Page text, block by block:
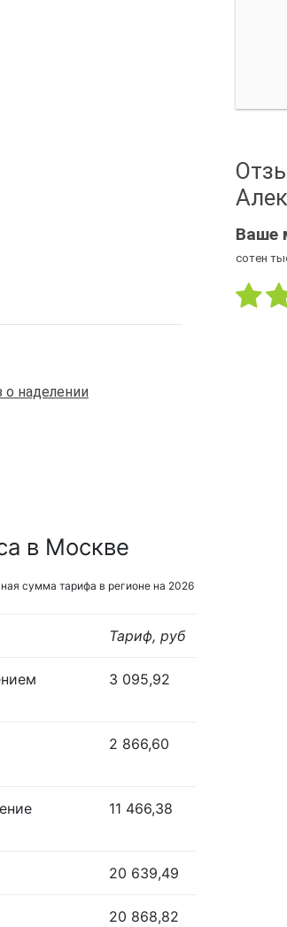
о наделении
в Москве
сумма тарифа в регионе на 2026
Тариф, руб
3 095,92
2 866,60
11 466,38
20 639,49
20 868,82
Ваше
сотен